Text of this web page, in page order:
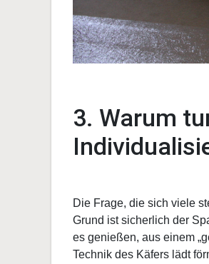
3. Warum
Die Frage, die sich viele
Grund ist sicherlich der
es genießen, aus einem
Technik des Käfers lädt